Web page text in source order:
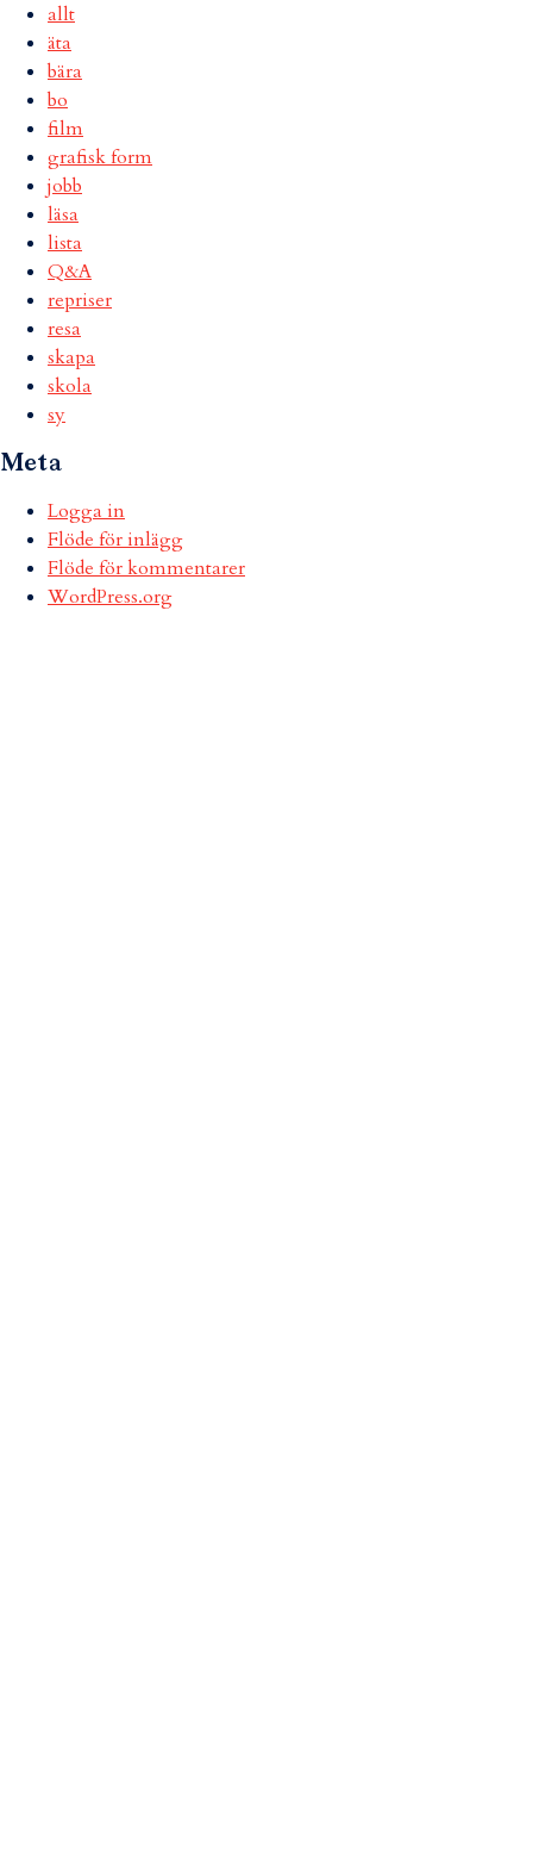
allt
äta
bära
bo
film
grafisk form
jobb
läsa
lista
Q&A
repriser
resa
skapa
skola
sy
Meta
Logga in
Flöde för inlägg
Flöde för kommentarer
WordPress.org